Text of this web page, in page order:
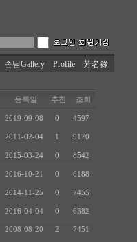
손님Gallery Profile
芳名錄
등록일 추천 조회
2019-09-08 0 4597
2011-02-04 1 9170
2015-03-24 0 8542
2016-10-21 0 6188
2014-11-25 0 7455
2016-04-04 0 6382
2008-08-20 2 7451